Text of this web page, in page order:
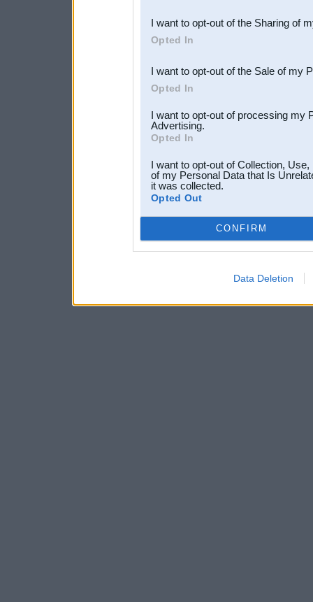
Downstream Participants
third parties.
I want to opt-out of the Sharing of
Opted In
I want to opt-out of the Sale of my
Opted In
I want to opt-out of processing my
Advertising.
Opted In
I want to opt-out of Collection,
of my Personal Data that Is
it was collected.
Opted Out
CONFIRM
Data Deletion